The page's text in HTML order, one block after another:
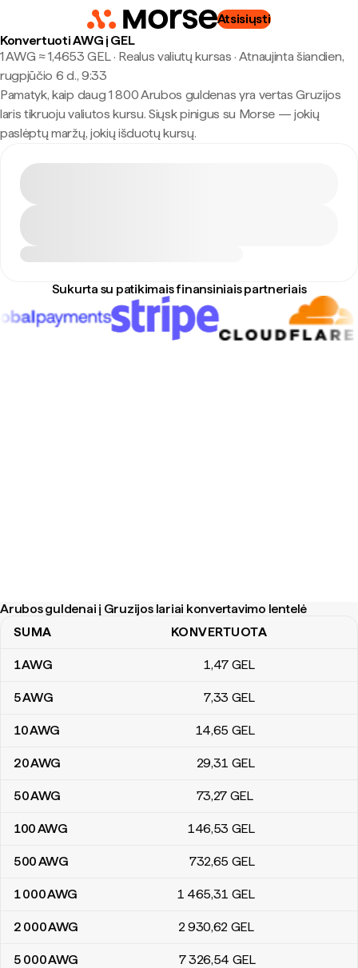
Atsisiųsti
Konvertuoti AWG į GEL
1 AWG ≈ 1,4653 GEL · Realus valiutų kursas · Atnaujinta šiandien,
rugpjūčio 6 d., 9:33
Pamatyk, kaip daug 1 800 Arubos guldenas yra vertas Gruzijos
laris tikruoju valiutos kursu. Siųsk pinigus su Morse — jokių
paslėptų maržų, jokių išduotų kursų.
Sukurta su patikimais finansiniais partneriais
Arubos guldenai į Gruzijos lariai konvertavimo lentelė
Arubos guldenai į Gruzijos lariai konvertavimo lentelė
SUMA KONVERTUOTA
1AWG 1,47 GEL
5AWG 7,33 GEL
10AWG 14,65 GEL
20AWG 29,31 GEL
50AWG 73,27 GEL
100AWG 146,53 GEL
500AWG 732,65 GEL
1 000AWG 1 465,31 GEL
2 000AWG 2 930,62 GEL
5 000AWG 7 326,54 GEL